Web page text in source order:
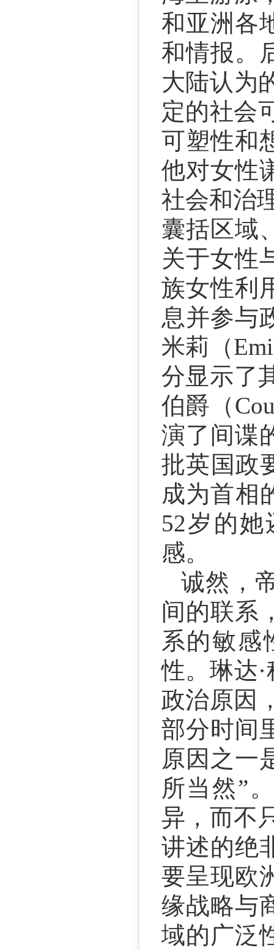
和亚洲各
和情报。
大陆认为
定的社会
可塑性和
他对女性
社会和治
囊括区域
关于女性
族女性利
息并参与
米莉（
分显示了
伯爵（
演了间谍
批英国政
成为首相
52岁的她
感。
诚然，
间的联系
系的敏感
性。琳达
政治原因
部分时间
原因之一
所当然”
异，而不
讲述的绝
要呈现欧
缘战略与
域的广泛